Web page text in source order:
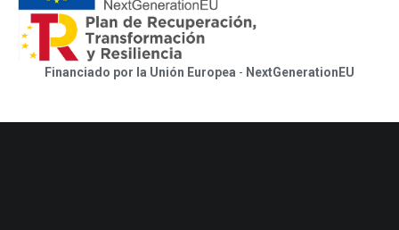
Financiado por la Unión Europea - NextGenerationEU